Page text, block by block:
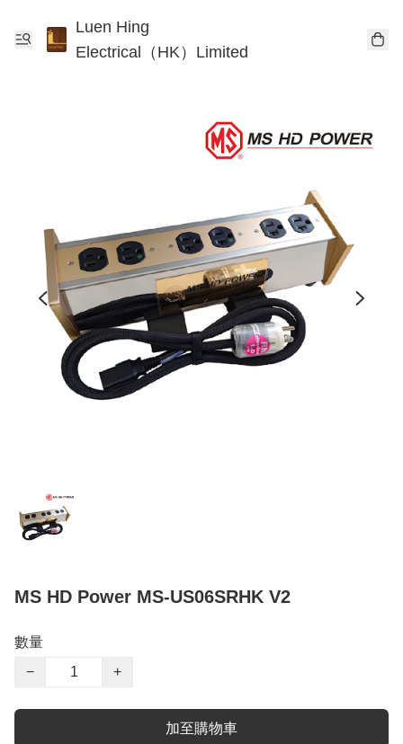
Luen Hing
Electrical（HK）Limited
MS HD Power MS-US06SRHK V2
數量
−
+
加至購物車